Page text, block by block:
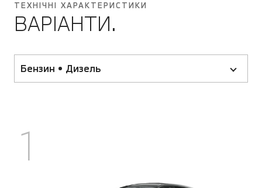
ТЕХНІЧНІ ХАРАКТЕРИСТИКИ
ВАРІАНТИ.
Бензин • Дизель
1